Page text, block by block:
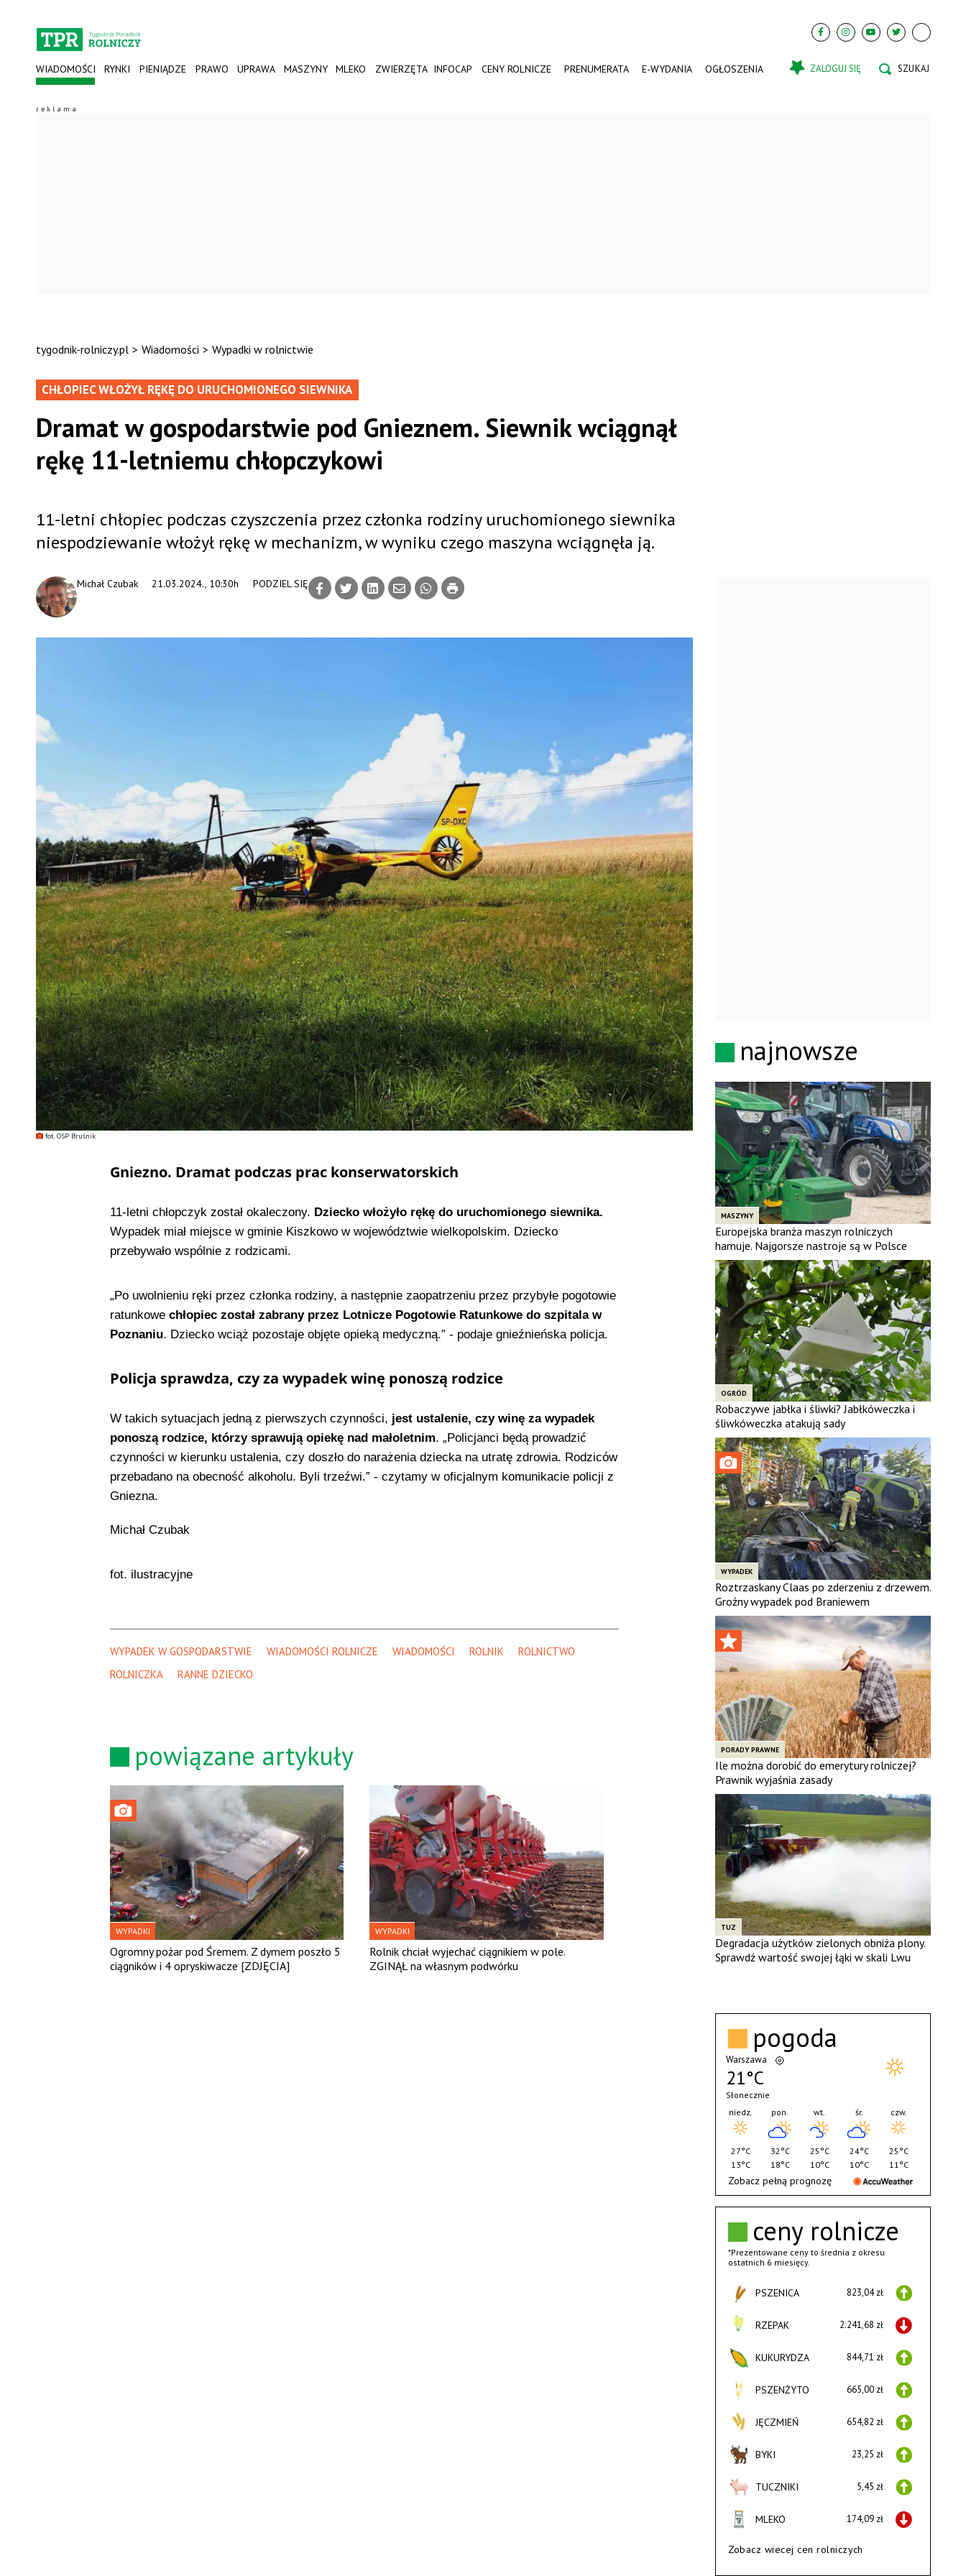
WIADOMOŚCI RYNKI PIENIĄDZE PRAWO UPRAWA MASZYNY MLEKO ZWIERZĘTA INFOCAP CENY ROLNICZE PRENUMERATA E-WYDANIA OGŁOSZENIA ZALOGUJ SIĘ
tygodnik-rolniczy.pl > Wiadomości > Wypadki w rolnictwie
fot. OSP Bruśnik
CHŁOPIEC WŁOŻYŁ RĘKĘ DO URUCHOMIONEGO SIEWNIKA
Dramat w gospodarstwie pod Gnieznem. Siewnik wciągnął
rękę 11-letniemu chłopczykowi
21.03.2024., 10:30h
Michał Czubak PODZIEL SIĘ
11-letni chłopiec podczas czyszczenia przez członka rodziny uruchomionego siewnika
niespodziewanie włożył rękę w mechanizm, w wyniku czego maszyna wciągnęła ją.
Gniezno. Dramat podczas prac konserwatorskich
11-letni chłopczyk został okaleczony. Dziecko włożyło rękę do uruchomionego siewnika.
Wypadek miał miejsce w gminie Kiszkowo w województwie wielkopolskim. Dziecko
przebywało wspólnie z rodzicami.
„Po uwolnieniu ręki przez członka rodziny, a następnie zaopatrzeniu przez przybyłe pogotowie
ratunkowe chłopiec został zabrany przez Lotnicze Pogotowie Ratunkowe do szpitala w
Poznaniu. Dziecko wciąż pozostaje objęte opieką medyczną.” - podaje gnieźnieńska policja.
Policja sprawdza, czy za wypadek winę ponoszą rodzice
W takich sytuacjach jedną z pierwszych czynności, jest ustalenie, czy winę za wypadek
ponoszą rodzice, którzy sprawują opiekę nad małoletnim. „Policjanci będą prowadzić
czynności w kierunku ustalenia, czy doszło do narażenia dziecka na utratę zdrowia. Rodziców
przebadano na obecność alkoholu. Byli trzeźwi.” - czytamy w oficjalnym komunikacie policji z
Gniezna.
Michał Czubak
fot. ilustracyjne
WYPADEK W GOSPODARSTWIE WIADOMOŚCI ROLNICZE WIADOMOŚCI ROLNIK
ROLNICTWO
ROLNICZKA
RANNE DZIECKO
powiązane artykuły
WYPADKI
Ogromny pożar pod Śremem. Z dymem poszło 5
ciągników i 4 opryskiwacze [ZDJĘCIA]
WYPADKI
Rolnik chciał wyjechać ciągnikiem w pole.
ZGINĄŁ na własnym podwórku
najnowsze
MASZYNY
Europejska branża maszyn rolniczych
hamuje. Najgorsze nastroje są w Polsce
OGRÓD
Robaczywe jabłka i śliwki? Jabłkóweczka i
śliwkóweczka atakują sady
WYPADEK
Roztrzaskany Claas po zderzeniu z drzewem.
Groźny wypadek pod Braniewem
PORADY PRAWNE
Ile można dorobić do emerytury rolniczej?
Prawnik wyjaśnia zasady
TUZ
Degradacja użytków zielonych obniża plony.
Sprawdź wartość swojej łąki w skali Lwu
ceny rolnicze
*Prezentowane ceny to średnia z okresu
ostatnich 6 miesięcy.
PSZENICA 823,04 zł
RZEPAK 2.241,68 zł
KUKURYDZA 844,71 zł
PSZENŻYTO 665,00 zł
JĘCZMIEŃ 654,82 zł
BYKI 23,25 zł
TUCZNIKI 5,45 zł
MLEKO 174,09 zł
Zobacz wiecej cen rolniczych
pogoda
Warszawa
21°C
Słonecznie
niedz.
27°C
13°C
pon.
32°C
18°C
wt.
25°C
10°C
śr.
24°C
10°C
czw.
25°C
11°C
Zobacz pełną prognozę